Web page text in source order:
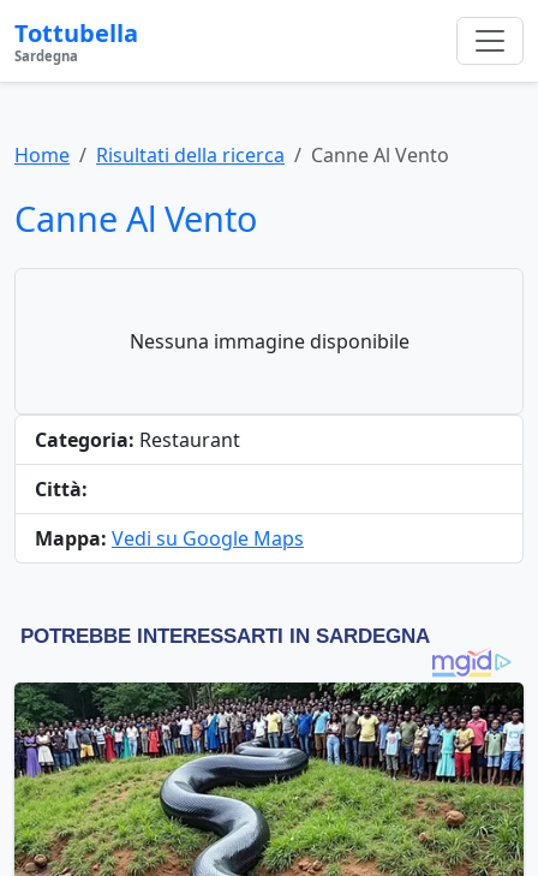
Tottubella
Sardegna
Home Risultati della ricerca Canne Al Vento
Canne Al Vento
Nessuna immagine disponibile
Categoria: Restaurant
Città:
Mappa: Vedi su Google Maps